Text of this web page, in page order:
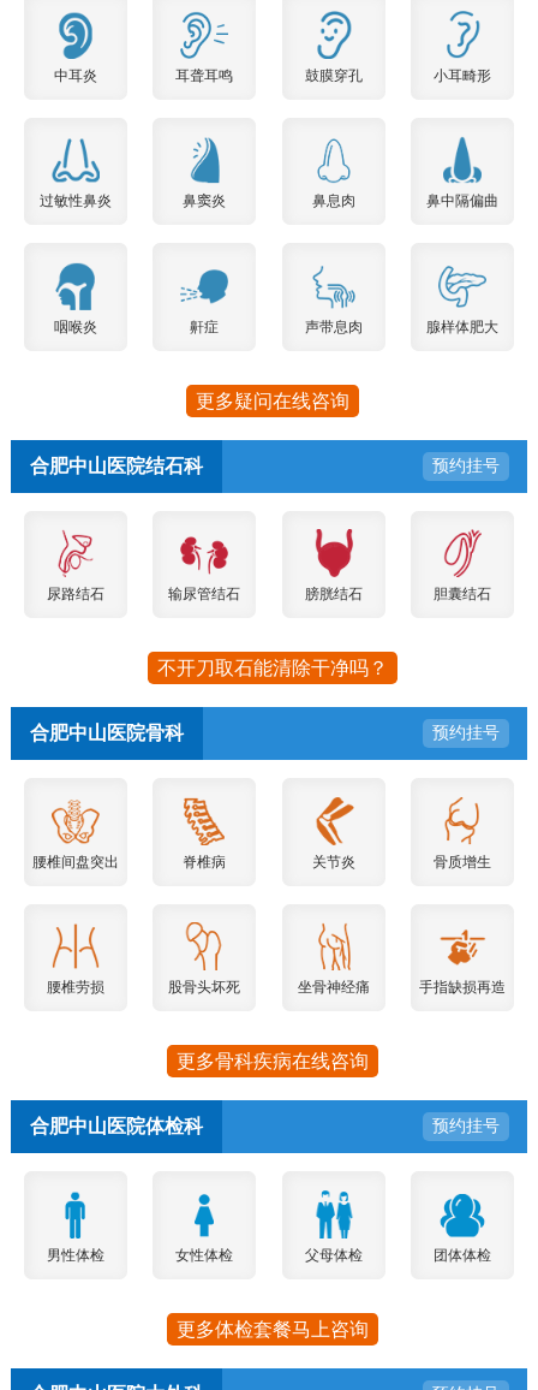
中耳炎 耳聋耳鸣 鼓膜穿孔 小耳畸形
过敏性鼻炎 鼻窦炎 鼻息肉 鼻中隔偏曲
咽喉炎 鼾症 声带息肉 腺样体肥大
更多疑问在线咨询
合肥中山医院结石科 预约挂号
尿路结石 输尿管结石 膀胱结石 胆囊结石
不开刀取石能清除干净吗？
合肥中山医院骨科 预约挂号
腰椎间盘突出 脊椎病 关节炎 骨质增生
腰椎劳损 股骨头坏死 坐骨神经痛 手指缺损再造
更多骨科疾病在线咨询
合肥中山医院体检科 预约挂号
男性体检 女性体检 父母体检 团体体检
更多体检套餐马上咨询